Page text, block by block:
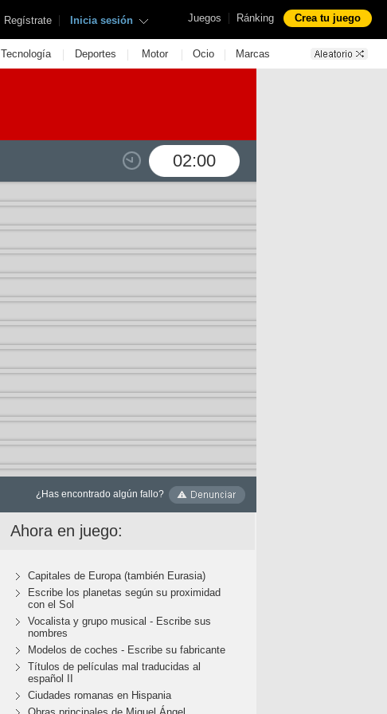
Juegos | Ránking Crea tu juego
Regístrate | Inicia sesión
Tecnología | Deportes | Motor | Ocio | Marcas
02:00
¿Has encontrado algún fallo?
Ahora en juego:
Capitales de Europa (también Eurasia)
Escribe los planetas según su proximidad
con el Sol
Vocalista y grupo musical - Escribe sus
nombres
Modelos de coches - Escribe su fabricante
Títulos de películas mal traducidas al
español II
Ciudades romanas en Hispania